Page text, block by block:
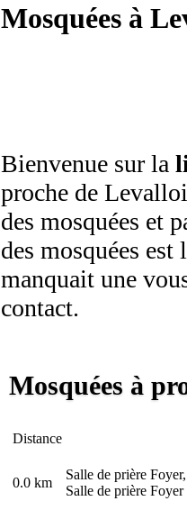
Mosquées à
Bienvenue sur la
proche de
des mosquées et
des mosquées
manquait une
contact.
Mosquées à
Distance
0.0 km
Salle de prière
Salle de prière